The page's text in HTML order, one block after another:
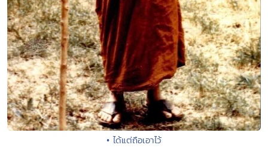
• ได้แต่ถือเอาไว้